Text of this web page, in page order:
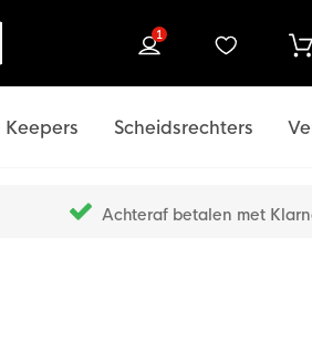
1
Keepers Scheidsrechters
Achteraf betalen met